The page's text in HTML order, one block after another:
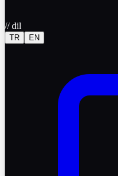
//dil
TR EN